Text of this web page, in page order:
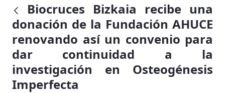
Biocruces Bizkaia recibe una
donación de la Fundación AHUCE
renovando así un convenio para
dar continuidad a la
investigación en Osteogénesis
Imperfecta